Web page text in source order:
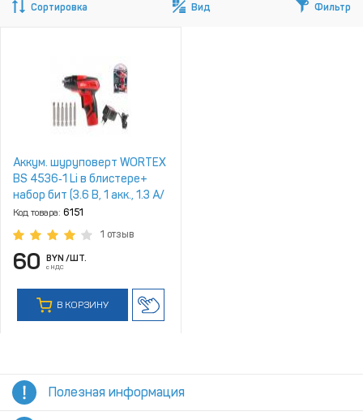
Сортировка Вид Фильтр
Аккум. шуруповерт WORTEX
BS 4536‑1 Li в блистере+
набор бит (3.6 В, 1 акк., 1.3 А/
ч Li‑Ion, 1 скор., 3.9 Нм,
шурупы до 5 мм)
Код товара: 6151
1 отзыв
60 BYN /ШТ.
с НДС
В КОРЗИНУ
Полезная информация